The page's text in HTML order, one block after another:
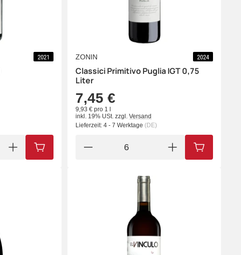
2021
IN DEN WARENKORB
ZONIN 2024
Classici Primitivo Puglia IGT 0,75
Liter
7,45 €
9,93 € pro 1 l
inkl. 19% USt. zzgl. Versand
Lieferzeit: 4 - 7 Werktage (DE)
IN DEN